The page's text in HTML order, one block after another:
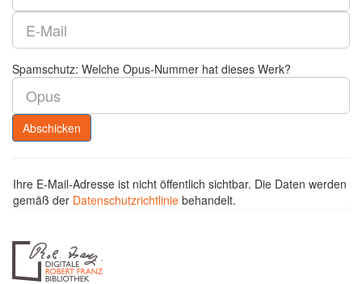
Spamschutz: Welche Opus-Nummer hat dieses Werk?
Ihre E-Mail-Adresse ist nicht öffentlich sichtbar. Die Daten werden
gemäß der Datenschutzrichtlinie behandelt.